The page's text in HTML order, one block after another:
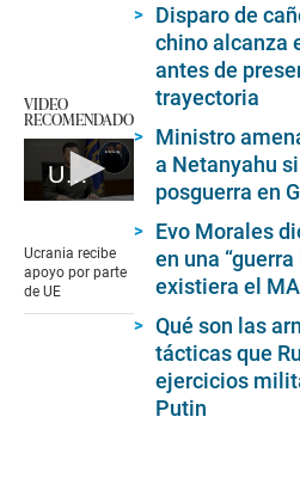
VIDEO
RECOMENDADO
Ucrania recibe apoyo por parte de UE
of
1
minute,
Ucrania recibe
apoyo por parte
de UE
Disparo de
chino alcanza
antes de
trayectoria
Ministro
a Netanyahu
posguerra en
Evo Morales
en una
existiera el
Qué son las
tácticas que
ejercicios
Putin